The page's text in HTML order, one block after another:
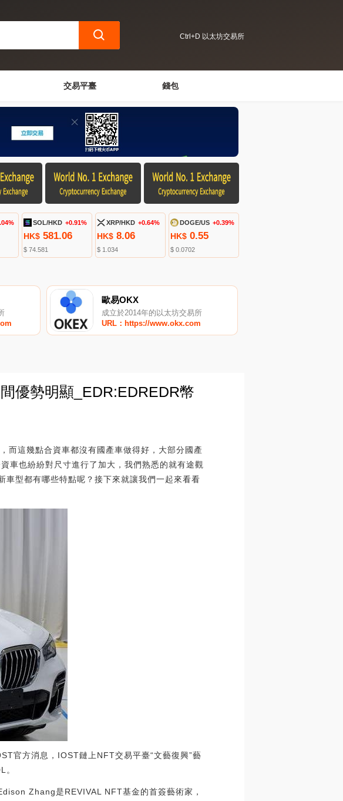
Ctrl+D 以太坊交易所
交易平臺 錢包
SOL/HKD +0.91%
HK$ 581.06
$ 74.581
XRP/HKD +0.64%
HK$ 8.06
$ 1.034
DOGE/US +0.39%
HK$ 0.55
$ 0.0702
歐易OKX
成立於2014年的以太坊交易所
URL：https://www.okx.com
優勢明顯_EDR:EDREDR幣
而這幾點合資車都沒有國產車做得好，大部分國產
車也紛紛對尺寸進行了加大，我們熟悉的就有途觀
型都有哪些特點呢？接下來就讓我們一起來看看
官方消息，IOST鏈上NFT交易平臺“文藝復興”藝
。
Zhang是REVIVAL NFT基金的首簽藝術家，